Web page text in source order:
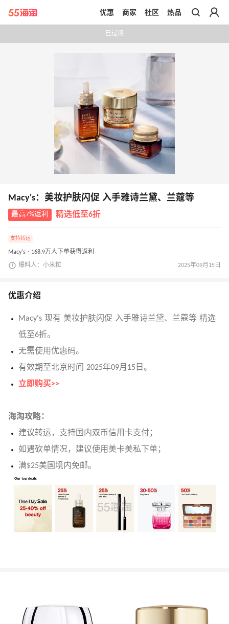
带你去官网买正品
优惠 商家 社区 热品
已过期
Macy's：美妆护肤闪促 入手雅诗兰黛、兰蔻等
最高7%返利 精选低至6折
支持转运
Macy's · 168.9万人下单获得返利
爆料人：小米粒 2025年09月15日
优惠介绍
Macy's 现有 美妆护肤闪促 入手雅诗兰黛、兰蔻等 精选
低至6折。
无需使用优惠码。
有效期至北京时间 2025年09月15日。
立即购买>>
海淘攻略：
建议转运，支持国内双币信用卡支付；
如遇砍单情况，建议使用美卡美私下单；
满$25美国境内免邮。